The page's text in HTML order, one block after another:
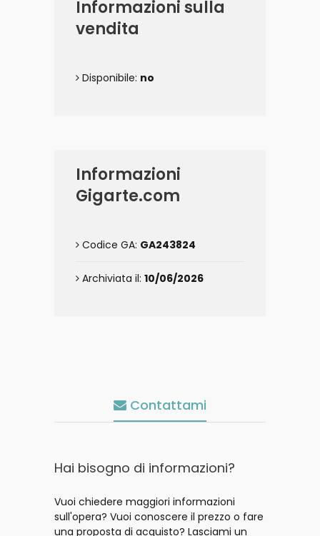
Informazioni sulla
vendita
Disponibile: no
Informazioni
Gigarte.com
Codice GA: GA243824
Archiviata il: 10/06/2026
Contattami
Hai bisogno di informazioni?
Vuoi chiedere maggiori informazioni
sull'opera? Vuoi conoscere il prezzo o fare
una proposta di acquisto? Lasciami un